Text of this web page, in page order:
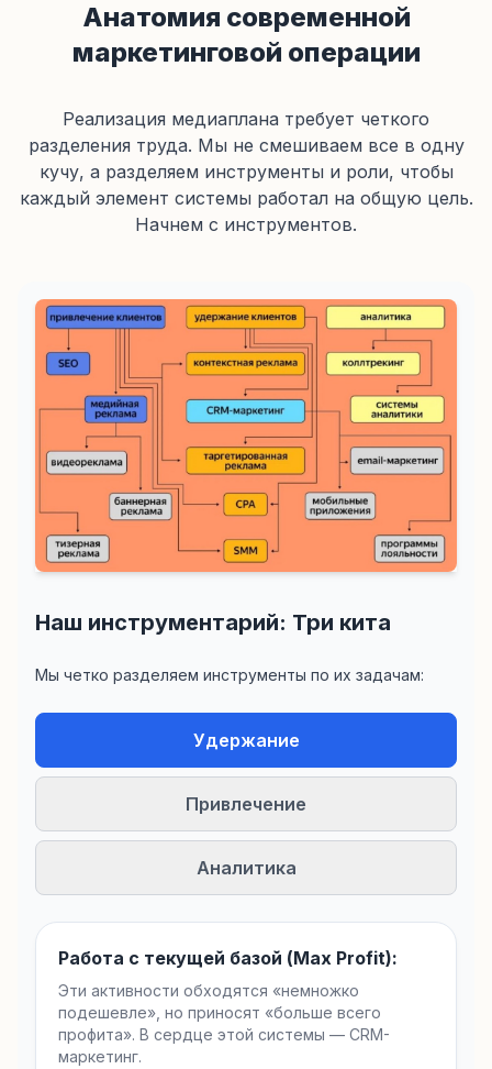
Анатомия современной
маркетинговой операции
Реализация медиаплана требует четкого
разделения труда. Мы не смешиваем все в одну
кучу, а разделяем инструменты и роли, чтобы
каждый элемент системы работал на общую цель.
Начнем с инструментов.
Наш инструментарий: Три кита
Мы четко разделяем инструменты по их задачам:
Удержание
Привлечение
Аналитика
Работа с текущей базой (Max Profit):
Эти активности обходятся «немножко
подешевле», но приносят «больше всего
профита». В сердце этой системы — CRM-
маркетинг.